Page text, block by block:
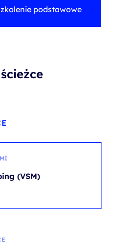
podstawowe
(VSM)